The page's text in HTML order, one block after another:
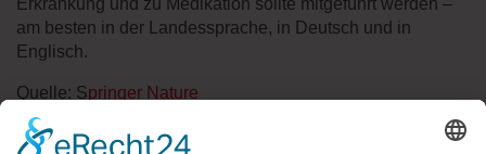
am besten in der Landessprache, in Deutsch und in
Englisch.
Quelle: Springer Nature